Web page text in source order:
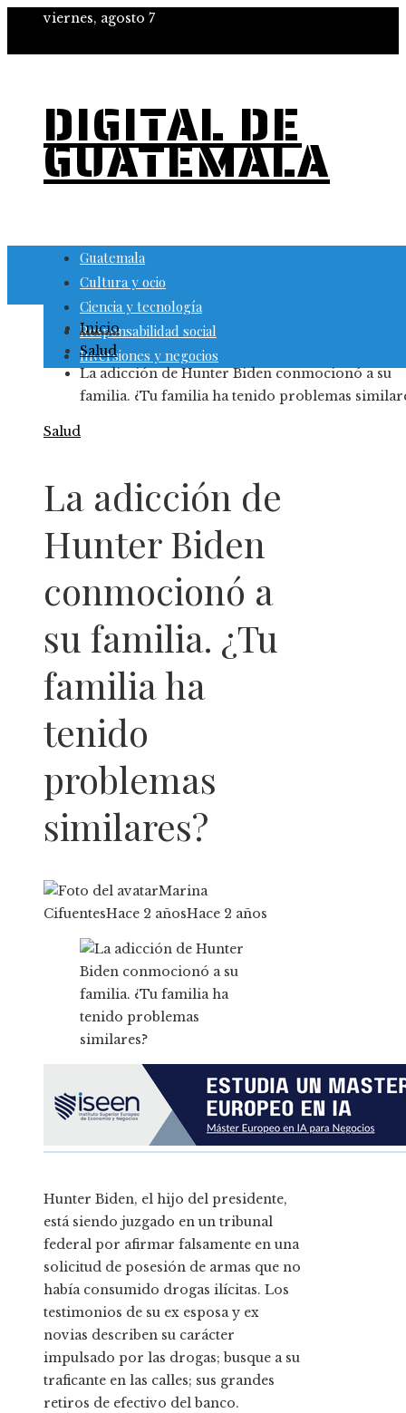
viernes, agosto 7
DIGITAL DE
GUATEMALA
Guatemala
Cultura y ocio
Ciencia y tecnología
Responsabilidad social
Inversiones y negocios
Inicio
Salud
La adicción de Hunter Biden conmocionó a su
familia. ¿Tu familia ha tenido problemas
Salud
La adicción de
Hunter Biden
conmocionó a
su familia. ¿Tu
familia ha
tenido
problemas
similares?
Marina
CifuentesHace 2 añosHace 2 años
Hunter Biden, el hijo del presidente,
está siendo juzgado en un tribunal
federal por afirmar falsamente en una
solicitud de posesión de armas que no
había consumido drogas ilícitas. Los
testimonios de su ex esposa y ex
novias describen su carácter
impulsado por las drogas; busque a su
traficante en las calles; sus grandes
retiros de efectivo del banco.